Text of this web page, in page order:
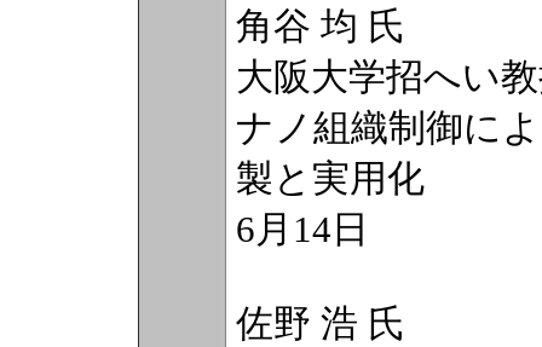
角谷 均 氏
大阪大学招へい
ナノ組織制御に
製と実用化
6月14日
佐野 浩 氏